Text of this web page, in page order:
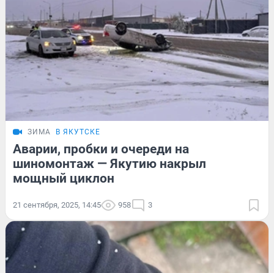
ЗИМА В ЯКУТСКЕ
Аварии, пробки и очереди на
шиномонтаж — Якутию накрыл
мощный циклон
21 сентября, 2025, 14:45 958 3